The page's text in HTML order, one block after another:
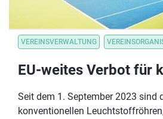
VEREINSVERWALTUNG
Seit dem 1. September 2023 sind
konventionellen